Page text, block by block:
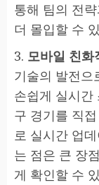
통해 팀의 전
더 몰입할 수
3. 모바일 친화
기술의 발전으
손쉽게 실시간
구 경기를 직
로 실시간 업
는 점은 큰 장
게 확인할 수